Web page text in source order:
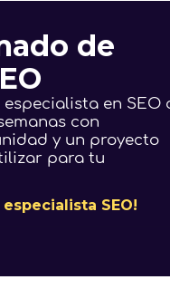
de
en SEO
con
y un proyecto
para tu
especialista SEO!